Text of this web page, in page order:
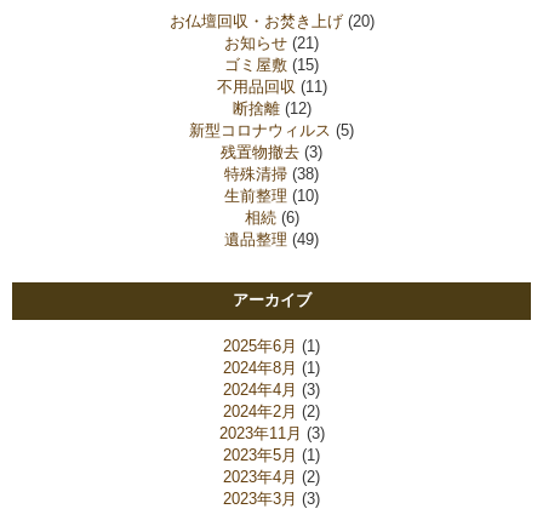
お仏壇回収・お焚き上げ(20)
お知らせ (21)
ゴミ屋敷 (15)
不用品回収 (11)
断捨離(12)
新型コロナウィルス (5)
残置物撤去 (3)
特殊清掃 (38)
生前整理 (10)
相続(6)
遺品整理 (49)
アーカイブ
2025年6月 (1)
2024年8月 (1)
2024年4月 (3)
2024年2月 (2)
2023年11月 (3)
2023年5月 (1)
2023年4月 (2)
2023年3月 (3)